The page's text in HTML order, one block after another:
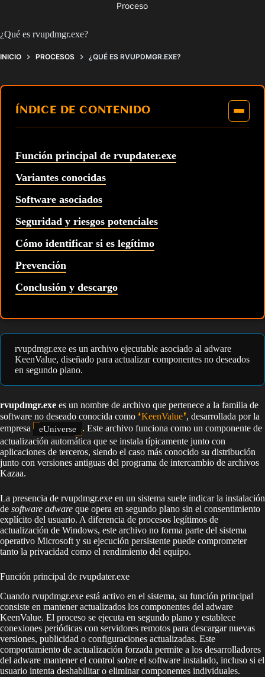
Proceso
¿Qué es rvupdmgr.exe?
INICIO PROCESOS ¿QUÉ ES RVUPDMGR.EXE?
ÍNDICE DE CONTENIDO
Función principal de rvupdater.exe
Variantes conocidas
Software asociados
Seguridad y riesgos potenciales
Cómo identificar si es legítimo
Prevención
Conclusión y descargo
rvupdmgr.exe es un archivo ejecutable asociado al adware
KeenValue, diseñado para actualizar componentes no deseados
en segundo plano.
rvupdmgr.exe es un nombre de archivo que pertenece a la familia de
software no deseado conocida como KeenValue , desarrollada por la
empresa
eUniverse
. Este archivo funciona como un componente de
actualización automática que se instala típicamente junto con
aplicaciones de terceros, siendo el caso más conocido su distribución
junto con versiones antiguas del programa de intercambio de archivos
Kazaa.
La presencia de rvupdmgr.exe en un sistema suele indicar la instalación
de software adware que opera en segundo plano sin el consentimiento
explícito del usuario. A diferencia de procesos legítimos de
actualización de Windows, este archivo no forma parte del sistema
operativo Microsoft y su ejecución persistente puede comprometer
tanto la privacidad como el rendimiento del equipo.
Función principal de rvupdater.exe
Cuando rvupdmgr.exe está activo en el sistema, su función principal
consiste en mantener actualizados los componentes del adware
KeenValue. El proceso se ejecuta en segundo plano y establece
conexiones periódicas con servidores remotos para descargar nuevas
versiones, publicidad o configuraciones actualizadas. Este
comportamiento de actualización forzada permite a los desarrolladores
del adware mantener el control sobre el software instalado, incluso si el
usuario intenta deshabilitar o eliminar componentes individuales.